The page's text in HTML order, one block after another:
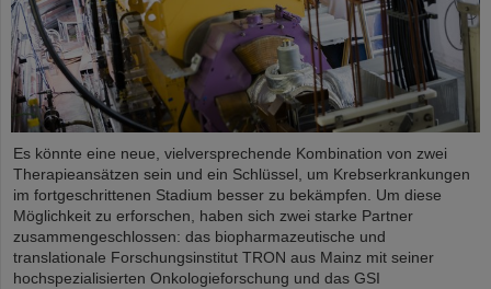
Es könnte eine neue, vielversprechende Kombination von zwei
Therapieansätzen sein und ein Schlüssel, um Krebserkrankungen
im fortgeschrittenen Stadium besser zu bekämpfen. Um diese
Möglichkeit zu erforschen, haben sich zwei starke Partner
zusammengeschlossen: das biopharmazeutische und
translationale Forschungsinstitut TRON aus Mainz mit seiner
hochspezialisierten Onkologieforschung und das GSI